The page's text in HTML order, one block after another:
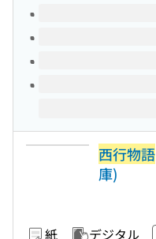
西行物語
庫)
紙 デジタル